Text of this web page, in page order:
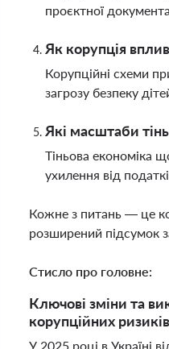
проєктної
Як корупція
Корупційні схеми
загрозу безпеку
Які масштаби
Тіньова економіка
ухилення від
Кожне з питань — це
розширений підсумок
Стисло про головне:
Ключові зміни та
корупційних
У 2025 році в Україні